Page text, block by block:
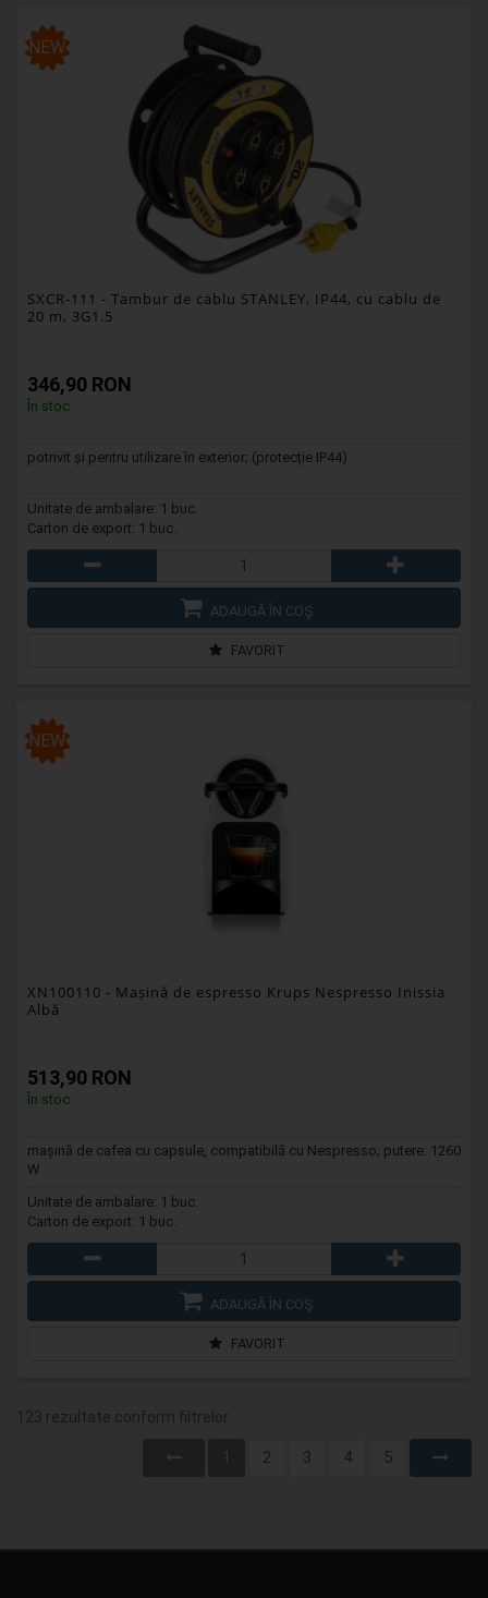
NEW
SXCR-111 - Tambur de cablu STANLEY, IP44, cu cablu de
20 m, 3G1.5
346,90 RON
În stoc
potrivit și pentru utilizare în exterior; (protecție IP44)
Unitate de ambalare: 1 buc.
Carton de export: 1 buc.
ADAUGĂ ÎN COŞ
FAVORIT
NEW
XN100110 - Mașină de espresso Krups Nespresso Inissia
Albă
513,90 RON
În stoc
mașină de cafea cu capsule, compatibilă cu Nespresso; putere: 1260
W
Unitate de ambalare: 1 buc.
Carton de export: 1 buc.
ADAUGĂ ÎN COŞ
FAVORIT
123 rezultate conform filtrelor.
2 3 4 5